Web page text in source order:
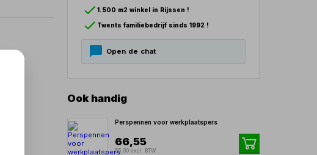
1.500 m2 winkel in Rijssen !
Twents familiebedrijf sinds 1992 !
Open de chat
Ook handig
Perspennen voor werkplaatspers
66,55
55,00 excl. BTW